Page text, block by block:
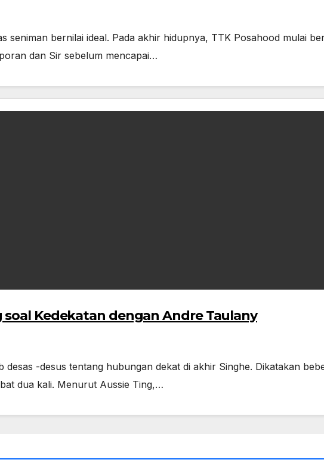
seniman bernilai ideal. Pada akhir hidupnya, TTK Posahood mulai
dan Sir sebelum mencapai…
soal Kedekatan dengan Andre Taulany
desas -desus tentang hubungan dekat di akhir Singhe. Dikatakan
dua kali. Menurut Aussie Ting,…